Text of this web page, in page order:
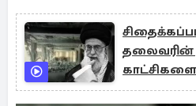
தலைவரின்